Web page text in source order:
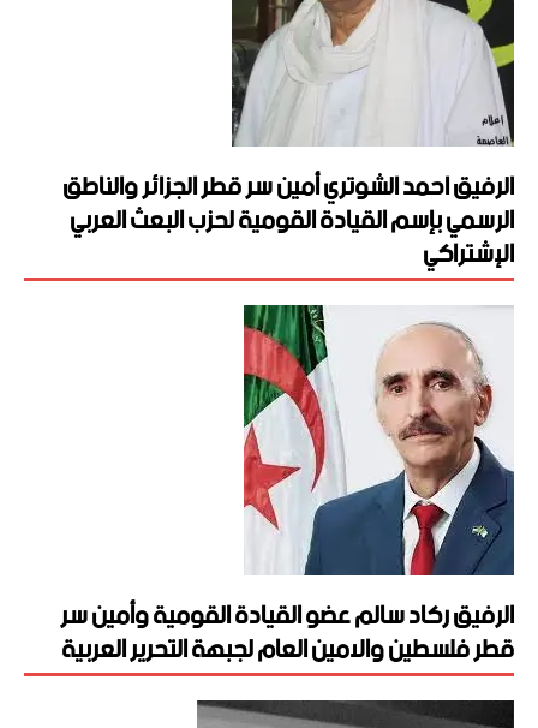
الرفيق احمد الشوتري أمين سر قطر الجزائر والناطق
الرسمي بإسم القيادة القومية لحزب البعث العربي
الإشتراكي
الرفيق ركاد سالم عضو القيادة القومية وأمين سر
قطر فلسطين والامين العام لجبهة التحرير العربية